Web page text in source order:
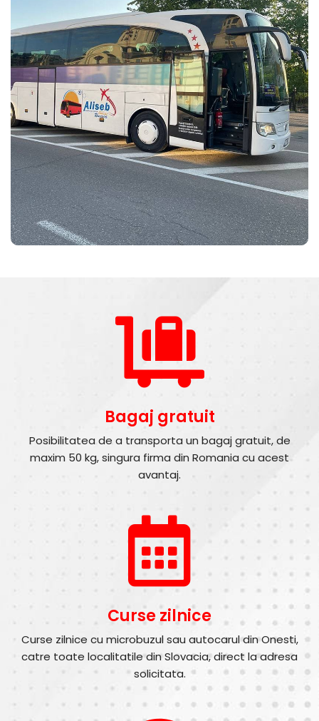
Bagaj gratuit
Posibilitatea de a transporta un bagaj gratuit, de
maxim 50 kg, singura firma din Romania cu acest
avantaj.
Curse zilnice
Curse zilnice cu microbuzul sau autocarul din Onesti,
catre toate localitatile din Slovacia, direct la adresa
solicitata.